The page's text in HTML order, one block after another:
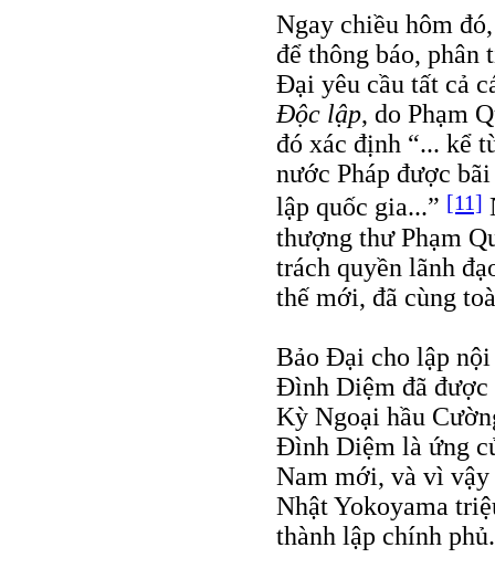
Ngay chiều hôm
để thông báo,
Đại yêu cầu tất cả
Độc lập, do Phạm
đó xác định “... kể
nước Pháp được
lập quốc gia...” [11]
thượng thư Phạm
trách quyền lãnh
thế mới, đã cùng
Bảo Đại cho lập
Đình Diệm đã
Kỳ Ngoại hầu
Đình Diệm là ứng
Nam mới, và vì
Nhật Yokoyama
thành lập chính phủ.